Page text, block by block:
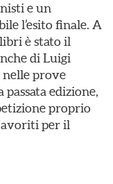
e un
l’esito finale. A
è stato il
di Luigi
nelle prove
edizione,
proprio
per il